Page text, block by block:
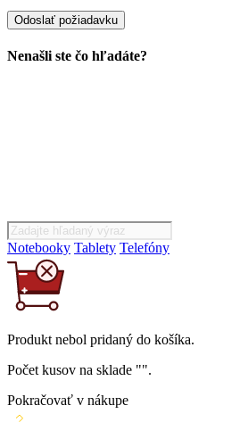
Nenašli ste čo hľadáte?
Notebooky Tablety Telefóny
Produkt nebol pridaný do košíka.
Počet kusov na sklade "".
Pokračovať v nákupe